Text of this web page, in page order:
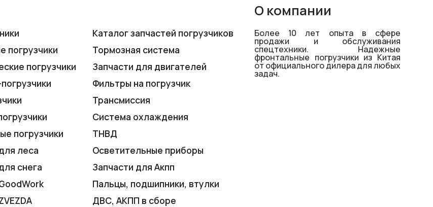
погрузчики
погрузчики
погрузчики
леса
снега
Каталог запчастей погрузчиков
Тормозная система
Запчасти для двигателей
Фильтры на погрузчик
Трансмиссия
Система охлаждения
ТНВД
Осветительные приборы
Запчасти для Акпп
Пальцы, подшипники, втулки
ДВС, АКПП в сборе
О компании
Более 10 лет опыта в сфере
продажи и обслуживания
спецтехники. Надежные
фронтальные погрузчики из Китая
от официального дилера для любых
задач.